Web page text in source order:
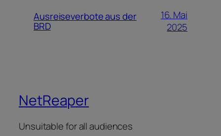
Ausreiseverbote aus der
BRD
16. Mai
2025
NetReaper
Unsuitable for all audiences